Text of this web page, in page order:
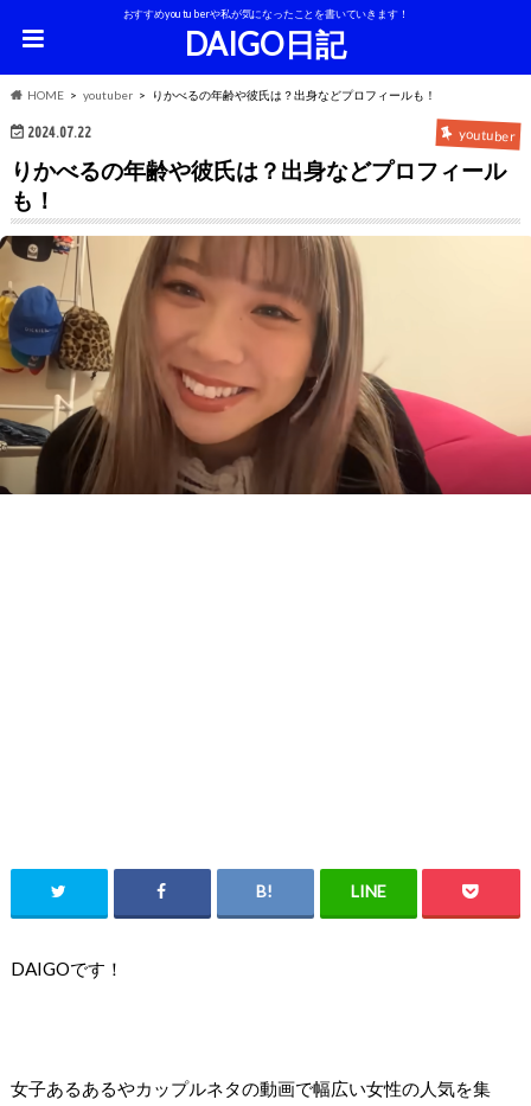
おすすめyoutuberや私が気になったことを書いていきます！
DAIGO日記
HOME youtuber りかべるの年齢や彼氏は？出身などプロフィールも！
2024.07.22 youtuber
りかべるの年齢や彼氏は？出身などプロフィール
も！
DAIGOです！
女子あるあるやカップルネタの動画で幅広い女性の人気を集